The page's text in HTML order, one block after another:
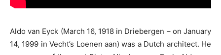
Aldo van Eyck (March 16, 1918 in Driebergen – on January
14, 1999 in Vecht’s Loenen aan) was a Dutch architect. He